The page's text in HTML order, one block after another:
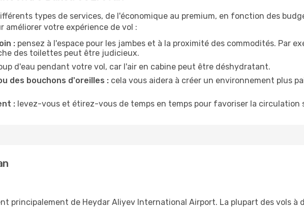
types de services, de l'économique au premium, en fonction des
améliorer votre expérience de vol :
: pensez à l'espace pour les jambes et à la proximité des commodités. Par
des toilettes peut être judicieux.
d'eau pendant votre vol, car l'air en cabine peut être déshydratant.
des bouchons d'oreilles : cela vous aidera à créer un environnement plus
: levez-vous et étirez-vous de temps en temps pour favoriser la circulation
principalement de Heydar Aliyev International Airport. La plupart des vols à